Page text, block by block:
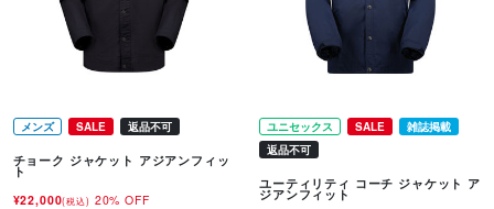
メンズ SALE 返品不可
チョーク ジャケット アジアンフィッ
ト
¥22,000(税込) 20% OFF
ユニセックス SALE
雑誌掲載
返品不可
ユーティリティ コーチ ジャケット ア
ジアンフィット